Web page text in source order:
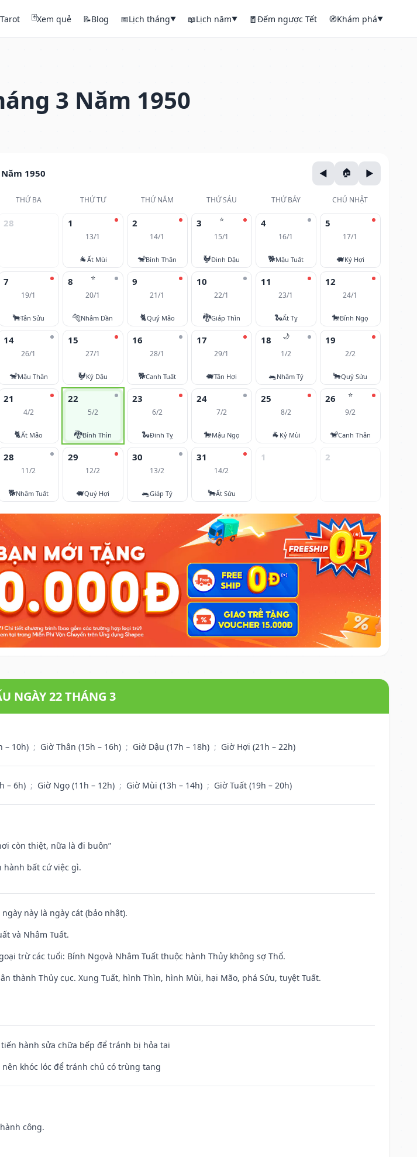
🃏Xem quẻ 📝Blog 📅Lịch tháng▼ 📖Lịch năm▼ 🧧Đếm ngược Tết 🧭Khám phá▼
3 Năm 1950
1950
THỨ BA THỨ TƯ THỨ NĂM THỨ SÁU THỨ BẢY CHỦ NHẬT
28 1
13/1
🐐Ất Mùi
2
14/1
🐒Bính Thân
⭐
3
15/1
🐓Đinh Dậu
4
16/1
🐕Mậu Tuất
5
17/1
🐖Kỷ Hợi
7
19/1
🐂Tân Sửu
⭐
8
20/1
🐅Nhâm Dần
9
21/1
🐈Quý Mão
10
22/1
🐉Giáp Thìn
11
23/1
🐍Ất Tỵ
12
24/1
🐎Bính Ngọ
14
26/1
🐒Mậu Thân
15
27/1
🐓Kỷ Dậu
16
28/1
🐕Canh Tuất
17
29/1
🐖Tân Hợi
🌙
18
1/2
🐀Nhâm Tý
19
2/2
🐂Quý Sửu
21
4/2
🐈Ất Mão
22
5/2
🐉Bính Thìn
23
6/2
🐍Đinh Tỵ
24
7/2
🐎Mậu Ngọ
25
8/2
🐐 Kỷ Mùi
⭐
26
9/2
🐒Canh Thân
28
11/2
🐕Nhâm Tuất
29
12/2
🐖Quý Hợi
30
13/2
🐀Giáp Tý
31
14/2
🐂Ất Sửu
1 2
NGÀY 22 THÁNG 3
– 10h) ; Giờ Thân (15h – 16h) ; Giờ Dậu (17h – 18h) ; Giờ Hợi (21h – 22h)
– 6h) ; Giờ Ngọ (11h – 12h) ; Giờ Mùi (13h – 14h) ; Giờ Tuất (19h – 20h)
còn thiệt, nữa là đi buôn”
hành bất cứ việc gì.
này là ngày cát (bảo nhật).
và Nhâm Tuất.
trừ các tuổi: Bính Ngọvà Nhâm Tuất thuộc hành Thủy không sợ Thổ.
thành Thủy cục. Xung Tuất, hình Thìn, hình Mùi, hại Mão, phá Sửu, tuyệt Tuất.
hành sửa chữa bếp để tránh bị hỏa tai
khóc lóc để tránh chủ có trùng tang
công.